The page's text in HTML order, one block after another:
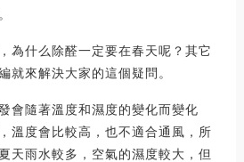
為什么除醛一定要在春天呢？其它
就來解決大家的這個疑問。
會隨著溫度和濕度的變化而變化
溫度會比較高，也不適合通風，所
天雨水較多，空氣的濕度較大，但